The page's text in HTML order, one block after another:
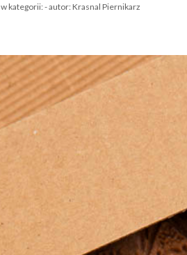
w kategorii:-autor: Krasnal Piernikarz